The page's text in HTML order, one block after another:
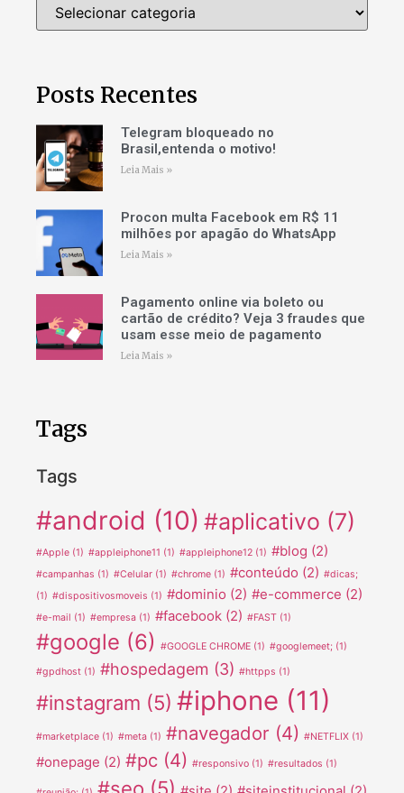
Posts Recentes
Telegram bloqueado no
Brasil,entenda o motivo!
Leia Mais »
Procon multa Facebook em R$ 11
milhões por apagão do WhatsApp
Leia Mais »
Pagamento online via boleto ou
cartão de crédito? Veja 3 fraudes que
usam esse meio de pagamento
Leia Mais »
Tags
Tags
#android (10) #aplicativo (7)
#Apple (1) #appleiphone11 (1) #appleiphone12 (1) #blog (2)
#campanhas (1) #Celular (1) #chrome (1) #conteúdo (2) #dicas;
(1) #dispositivosmoveis (1) #dominio (2) #e-commerce (2)
#e-mail (1) #empresa (1) #facebook (2) #FAST (1)
#google (6) #GOOGLE CHROME (1) #googlemeet; (1)
#gpdhost (1) #hospedagem (3) #httpps (1)
#instagram (5) #iphone (11)
#marketplace (1) #meta (1) #navegador (4) #NETFLIX (1)
#onepage (2) #pc (4) #responsivo (1) #resultados (1)
#seo (5)